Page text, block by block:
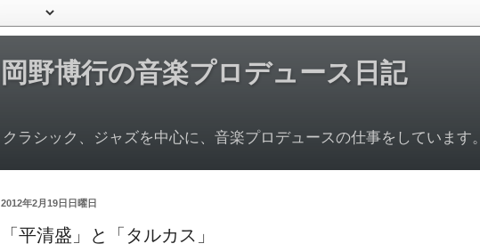
岡野博行の音楽プロデュース日記
クラシック、ジャズを中心に、音楽プロデュースの仕事をしています。
2012年2月19日日曜日
「平清盛」と「タルカス」